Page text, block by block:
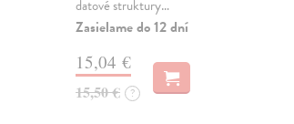
datové struktury…
Zasielame do 12 dní
15,04 €
15,50 € ?